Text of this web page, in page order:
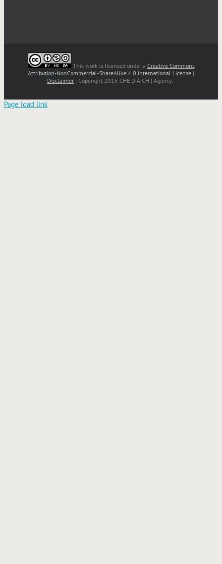
This work is licensed under a Creative Commons
Attribution-NonCommercial-ShareAlike 4.0 International License |
Disclaimer | Copyright 2015 CHE D.A.CH | Agency:
Page load link